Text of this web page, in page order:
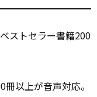
ストセラー書籍200
以上が音声対応。